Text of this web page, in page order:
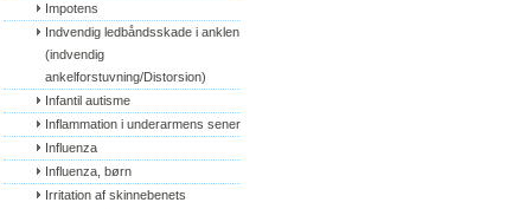
Impotens
Indvendig ledbåndsskade i anklen
(indvendig
ankelforstuvning/Distorsion)
Infantil autisme
Inflammation i underarmens sener
Influenza
Influenza, børn
Irritation af skinnebenets